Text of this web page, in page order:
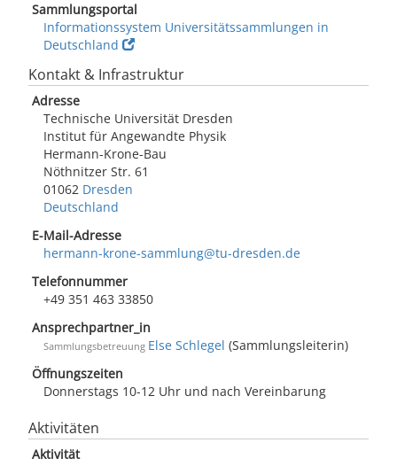
Sammlungsportal
Informationssystem Universitätssammlungen in
Deutschland
Kontakt & Infrastruktur
Adresse
Technische Universität Dresden
Institut für Angewandte Physik
Hermann-Krone-Bau
Nöthnitzer Str. 61
01062 Dresden
Deutschland
E-Mail-Adresse
hermann-krone-sammlung@tu-dresden.de
Telefonnummer
+49 351 463 33850
Ansprechpartner_in
Sammlungsbetreuung Else Schlegel (Sammlungsleiterin)
Öffnungszeiten
Donnerstags 10-12 Uhr und nach Vereinbarung
Aktivitäten
Aktivität